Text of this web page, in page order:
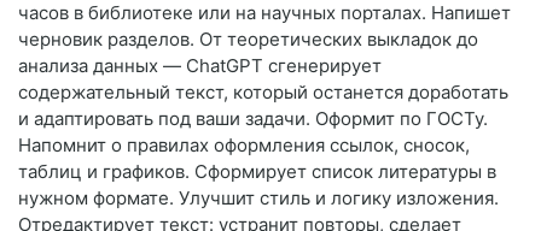
часов в библиотеке или на научных порталах. Напишет
черновик разделов. От теоретических выкладок до
анализа данных — ChatGPT сгенерирует
содержательный текст, который останется доработать
и адаптировать под ваши задачи. Оформит по ГОСТу.
Напомнит о правилах оформления ссылок, сносок,
таблиц и графиков. Сформирует список литературы в
нужном формате. Улучшит стиль и логику изложения.
Отредактирует текст: устранит повторы, сделает